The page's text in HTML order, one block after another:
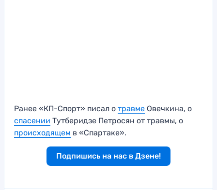
Ранее «КП-Спорт» писал о травме Овечкина, о
спасении Тутберидзе Петросян от травмы, о
происходящем в «Спартаке».
Подпишись на нас в Дзене!